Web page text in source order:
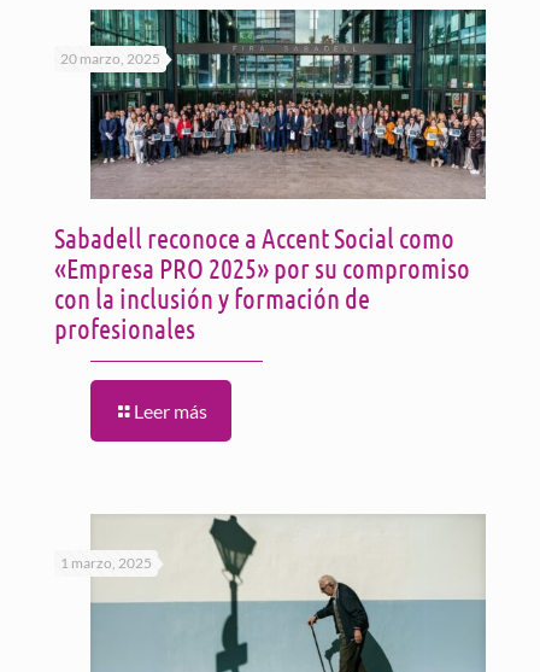
20 marzo, 2025
Sabadell reconoce a Accent Social como
«Empresa PRO 2025» por su compromiso
con la inclusión y formación de
profesionales
Leer más
1 marzo, 2025